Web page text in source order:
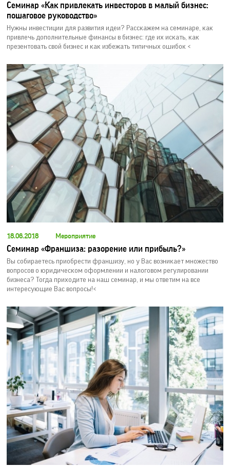
Семинар «Как привлекать инвесторов в малый бизнес:
пошаговое руководство»
Нужны инвестиции для развития идеи? Расскажем на семинаре, как
привлечь дополнительные финансы в бизнес: где их искать, как
презентовать свой бизнес и как избежать типичных ошибок <
18.06.2018 Мероприятие
Семинар «Франшиза: разорение или прибыль?»
Вы собираетесь приобрести франшизу, но у Вас возникает множество
вопросов о юридическом оформлении и налоговом регулировании
бизнеса? Тогда приходите на наш семинар, и мы ответим на все
интересующие Вас вопросы!<